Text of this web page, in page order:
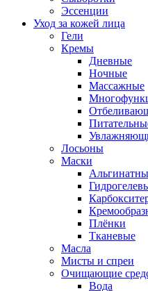
Эссенции
Уход за кожей лица
Гели
Кремы
Дневные
Ночные
Массажные
Лосьоны
Маски
Плёнки
Тканевые
Масла
Мисты и спреи
Очищающие
Вода